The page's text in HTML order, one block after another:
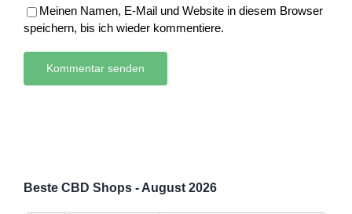
Meinen Namen, E-Mail und Website in diesem Browser
speichern, bis ich wieder kommentiere.
Beste CBD Shops - August 2026